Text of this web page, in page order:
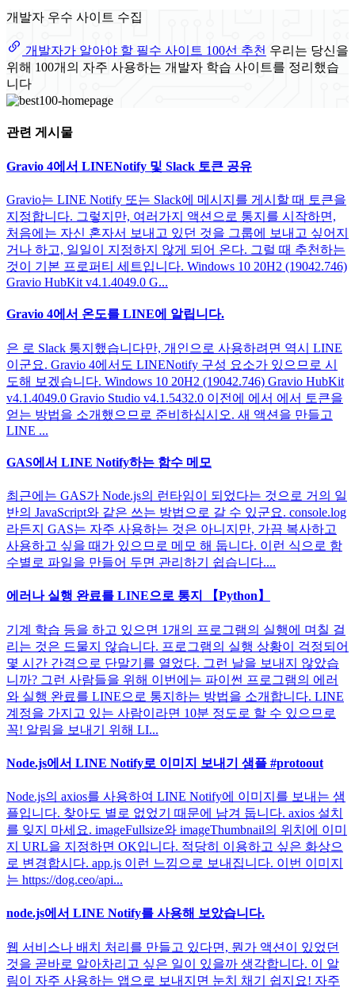
개발자 우수 사이트 수집
개발자가 알아야 할 필수 사이트 100선 추천 우리는 당신을
위해 100개의 자주 사용하는 개발자 학습 사이트를 정리했습
니다
관련 게시물
Gravio 4에서 LINENotify 및 Slack 토큰 공유
Gravio는 LINE Notify 또는 Slack에 메시지를 게시할 때 토큰을
지정합니다. 그렇지만, 여러가지 액션으로 통지를 시작하면,
처음에는 자신 혼자서 보내고 있던 것을 그룹에 보내고 싶어지
거나 하고, 일일이 지정하지 않게 되어 온다. 그럴 때 추천하는
것이 기본 프로퍼티 세트입니다. Windows 10 20H2 (19042.746)
Gravio HubKit v4.1.4049.0 G...
Gravio 4에서 온도를 LINE에 알립니다.
은 로 Slack 통지했습니다만, 개인으로 사용하려면 역시 LINE
이군요. Gravio 4에서도 LINENotify 구성 요소가 있으므로 시
도해 보겠습니다. Windows 10 20H2 (19042.746) Gravio HubKit
v4.1.4049.0 Gravio Studio v4.1.5432.0 이전에 에서 에서 토큰을
얻는 방법을 소개했으므로 준비하십시오. 새 액션을 만들고
LINE ...
GAS에서 LINE Notify하는 함수 메모
최근에는 GAS가 Node.js의 런타임이 되었다는 것으로 거의 일
반의 JavaScript와 같은 쓰는 방법으로 갈 수 있군요. console.log
라든지 GAS는 자주 사용하는 것은 아니지만, 가끔 복사하고
사용하고 싶을 때가 있으므로 메모 해 둡니다. 이런 식으로 함
수별로 파일을 만들어 두면 관리하기 쉽습니다....
에러나 실행 완료를 LINE으로 통지 【Python】
기계 학습 등을 하고 있으면 1개의 프로그램의 실행에 며칠 걸
리는 것은 드물지 않습니다. 프로그램의 실행 상황이 걱정되어
몇 시간 간격으로 단말기를 열었다. 그런 날을 보내지 않았습
니까? 그런 사람들을 위해 이번에는 파이썬 프로그램의 에러
와 실행 완료를 LINE으로 통지하는 방법을 소개합니다. LINE
계정을 가지고 있는 사람이라면 10분 정도로 할 수 있으므로
꼭! 알림을 보내기 위해 LI...
Node.js에서 LINE Notify로 이미지 보내기 샘플 #protoout
Node.js의 axios를 사용하여 LINE Notify에 이미지를 보내는 샘
플입니다. 찾아도 별로 없었기 때문에 남겨 둡니다. axios 설치
를 잊지 마세요. imageFullsize와 imageThumbnail의 위치에 이미
지 URL을 지정하면 OK입니다. 적당히 이용하고 싶은 화상으
로 변경합시다. app.js 이런 느낌으로 보내집니다. 이번 이미지
는 https://dog.ceo/api...
node.js에서 LINE Notify를 사용해 보았습니다.
웹 서비스나 배치 처리를 만들고 있다면, 뭔가 액션이 있었던
것을 곧바로 알아차리고 싶은 일이 있을까 생각합니다. 이 알
림이 자주 사용하는 앱으로 보내지면 눈치 채기 쉽지요! 자주